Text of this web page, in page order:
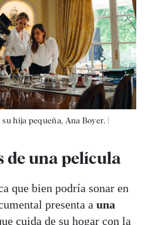
hija pequeña, Ana Boyer. |
de una película
que bien podría sonar en
presenta a una
cuida de su hogar con la